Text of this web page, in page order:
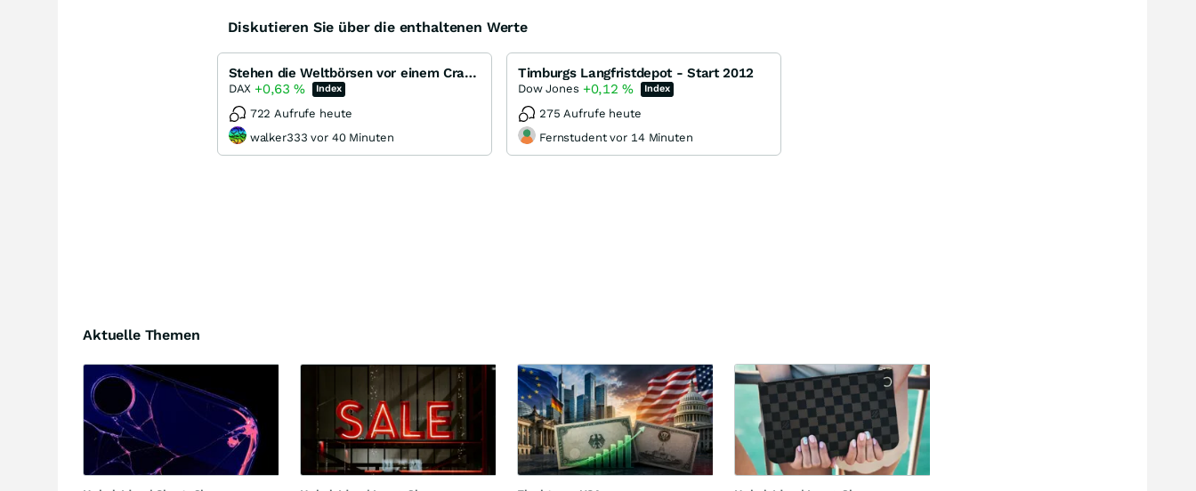
Diskutieren Sie über die enthaltenen Werte
Stehen die Weltbörsen vor einem Crash ???
DAX +0,63% Index
722 Aufrufe heute
walker333 vor 40 Minuten
Timburgs Langfristdepot - Start 2012
Dow Jones +0,12% Index
275 Aufrufe heute
Fernstudent vor 14 Minuten
Aktuelle Themen